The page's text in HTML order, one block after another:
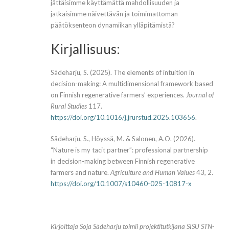
jättäisimme käyttämättä mahdollisuuden ja
jatkaisimme näivettävän ja toimimattoman
päätöksenteon dynamiikan ylläpitämistä?
Kirjallisuus:
Sädeharju, S. (2025). The elements of intuition in
decision-making: A multidimensional framework based
on Finnish regenerative farmers’ experiences. Journal of
Rural Studies 117.
https://doi.org/10.1016/j.jrurstud.2025.103656.
Sädeharju, S., Höyssä, M. & Salonen, A.O. (2026).
“Nature is my tacit partner”: professional partnership
in decision-making between Finnish regenerative
farmers and nature. Agriculture and Human Values43, 2.
https://doi.org/10.1007/s10460-025-10817-x
Kirjoittaja Soja Sädeharju toimii projektitutkijana SISU STN-